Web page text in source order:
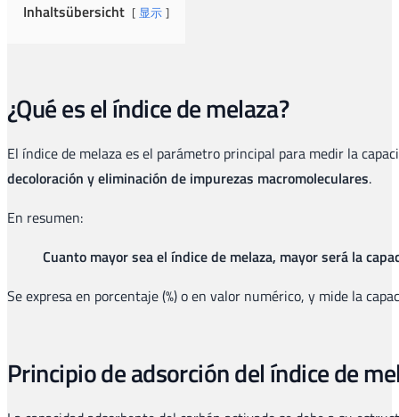
Inhaltsübersicht 显示
¿Qué es el índice de melaza?
El índice de melaza es el parámetro principal para medir la
decoloración y eliminación de impurezas macromoleculares.
En resumen:
Cuanto mayor sea el índice de melaza, mayor será la
Se expresa en porcentaje (%) o en valor numérico, y mide la
Principio de adsorción del índice de